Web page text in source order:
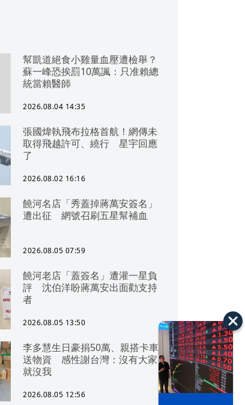
幫凱道絕食小雞量血壓遭檢舉？
蘇一峰恐挨罰10萬諷：只准賴總
統當賴醫師
2026.08.04 14:35
張國煒執飛布拉格首航！網傳未
取得飛越許可、繞行 星宇回應
了
2026.08.02 16:16
饒河名店「秀蓋掉蔣萬安簽名」
遭出征 網號召刷五星幫補血
2026.08.05 07:59
饒河老店「蓋簽名」遭灌一星負
評 沈伯洋盼蔣萬安出面勸支持
者
2026.08.05 13:50
李多慧生日豪捐50萬、親搭卡車
送物資 感性謝台灣：沒有大家
就沒我
2026.08.05 12:56